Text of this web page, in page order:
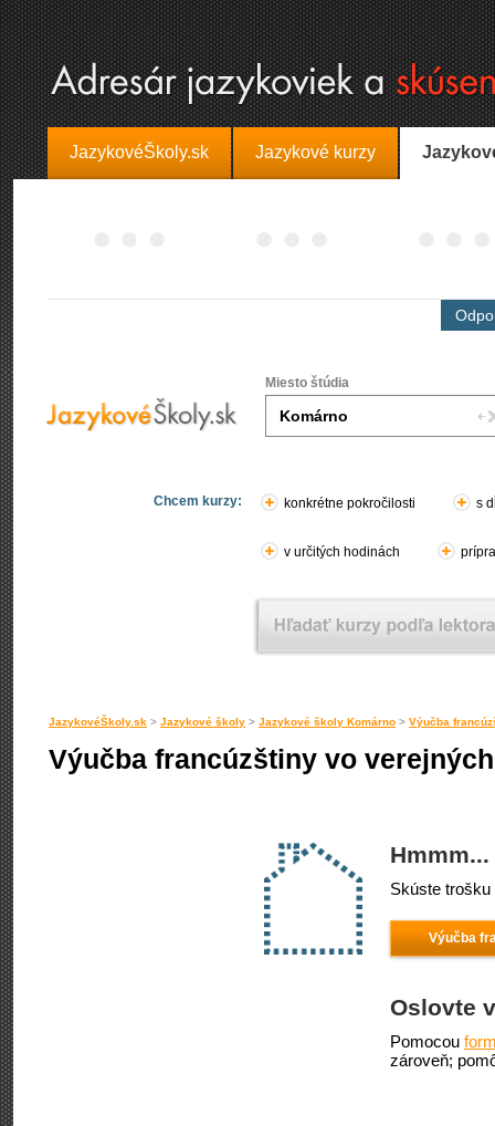
JazykovéŠkoly.sk Jazykové kurzy
Miesto štúdia
Chcem kurzy: konkrétne pokročilosti s
v určitých hodinách
JazykovéŠkoly.sk > Jazykové školy > Jazykové školy Komárno > Výučba
Výučba francúzštiny vo
Skúste
Výučba
Oslovte
Pomocou
zároveň;